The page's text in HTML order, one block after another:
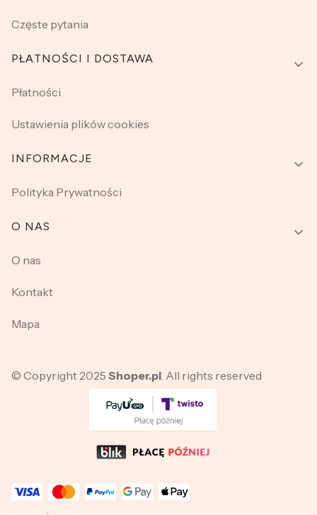
Częste pytania
PŁATNOŚCI I DOSTAWA
Płatności
Ustawienia plików cookies
INFORMACJE
Polityka Prywatności
O NAS
O nas
Kontakt
Mapa
© Copyright 2025 Shoper.pl. All rights reserved